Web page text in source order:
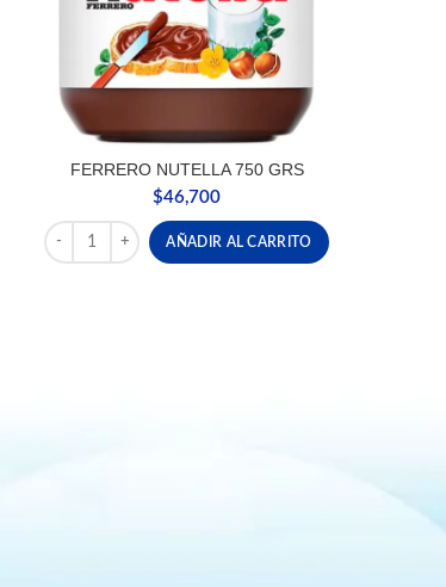
FERRERO NUTELLA 750 GRS
$46,700
FERRERO NUTELLA 750 GRS cantidad
AÑADIR AL CARRITO